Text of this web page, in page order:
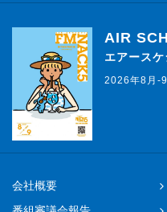
AIR
エアース
2026年8月-9
会社概要